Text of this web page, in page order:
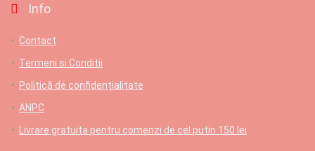
Info
Contact
Termeni si Conditii
Politică de confidențialitate
ANPC
Livrare gratuita pentru comenzi de cel putin 150 lei